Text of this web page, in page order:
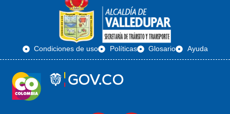
Condiciones de uso Políticas Glosario Ayuda